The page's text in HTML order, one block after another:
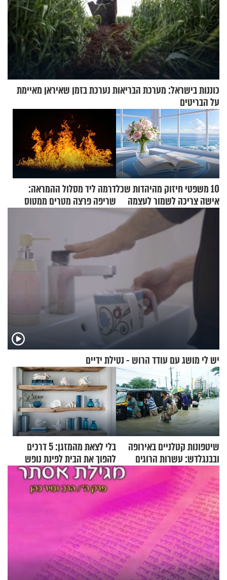
כוננות בישראל: מערכת הבריאות נערכת בזמן שאיראן מאיימת
על הבריטים
10 משפטי חיזוק מהיהדות שכל
אישה צריכה לשמור לעצמה
דרמה ליד מסלול ההמראה:
שריפה פרצה מטרים ממטוס
מלא בנוסעים
יש לי מושג עם עודד הרוש - נטילת ידיים
שיטפונות קטלניים באירופה
ובבנגלדש: עשרות הרוגים
ומיליון נפגעים
בלי לצאת מהמזגן: 5 דרכים
להפוך את הבית לפינת נופש
מעוצבת